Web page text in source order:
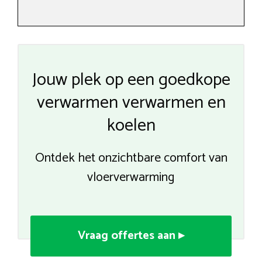
Jouw plek op een goedkope
verwarmen verwarmen en
koelen
Ontdek het onzichtbare comfort van
vloerverwarming
Vraag offertes aan ▸